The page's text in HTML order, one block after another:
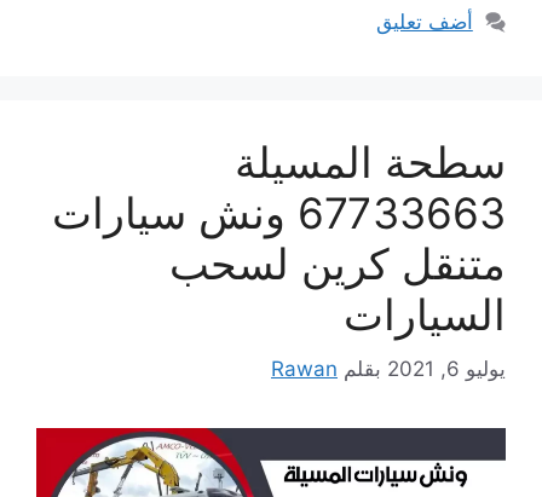
أضف تعليق
سطحة المسيلة
67733663 ونش سيارات
متنقل كرين لسحب
السيارات
يوليو 6, 2021 بقلم Rawan